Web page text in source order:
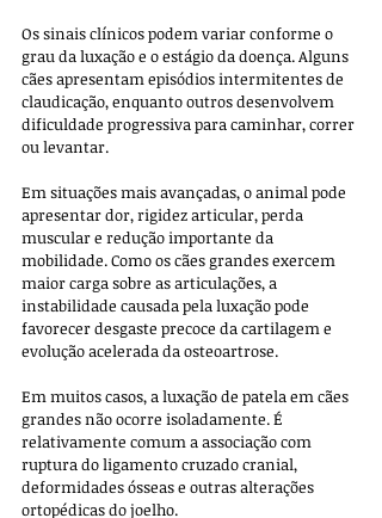
Os sinais clínicos podem variar conforme o
grau da luxação e o estágio da doença. Alguns
cães apresentam episódios intermitentes de
claudicação, enquanto outros desenvolvem
dificuldade progressiva para caminhar, correr
ou levantar.
Em situações mais avançadas, o animal pode
apresentar dor, rigidez articular, perda
muscular e redução importante da
mobilidade. Como os cães grandes exercem
maior carga sobre as articulações, a
instabilidade causada pela luxação pode
favorecer desgaste precoce da cartilagem e
evolução acelerada da osteoartrose.
Em muitos casos, a luxação de patela em cães
grandes não ocorre isoladamente. É
relativamente comum a associação com
ruptura do ligamento cruzado cranial,
deformidades ósseas e outras alterações
ortopédicas do joelho.